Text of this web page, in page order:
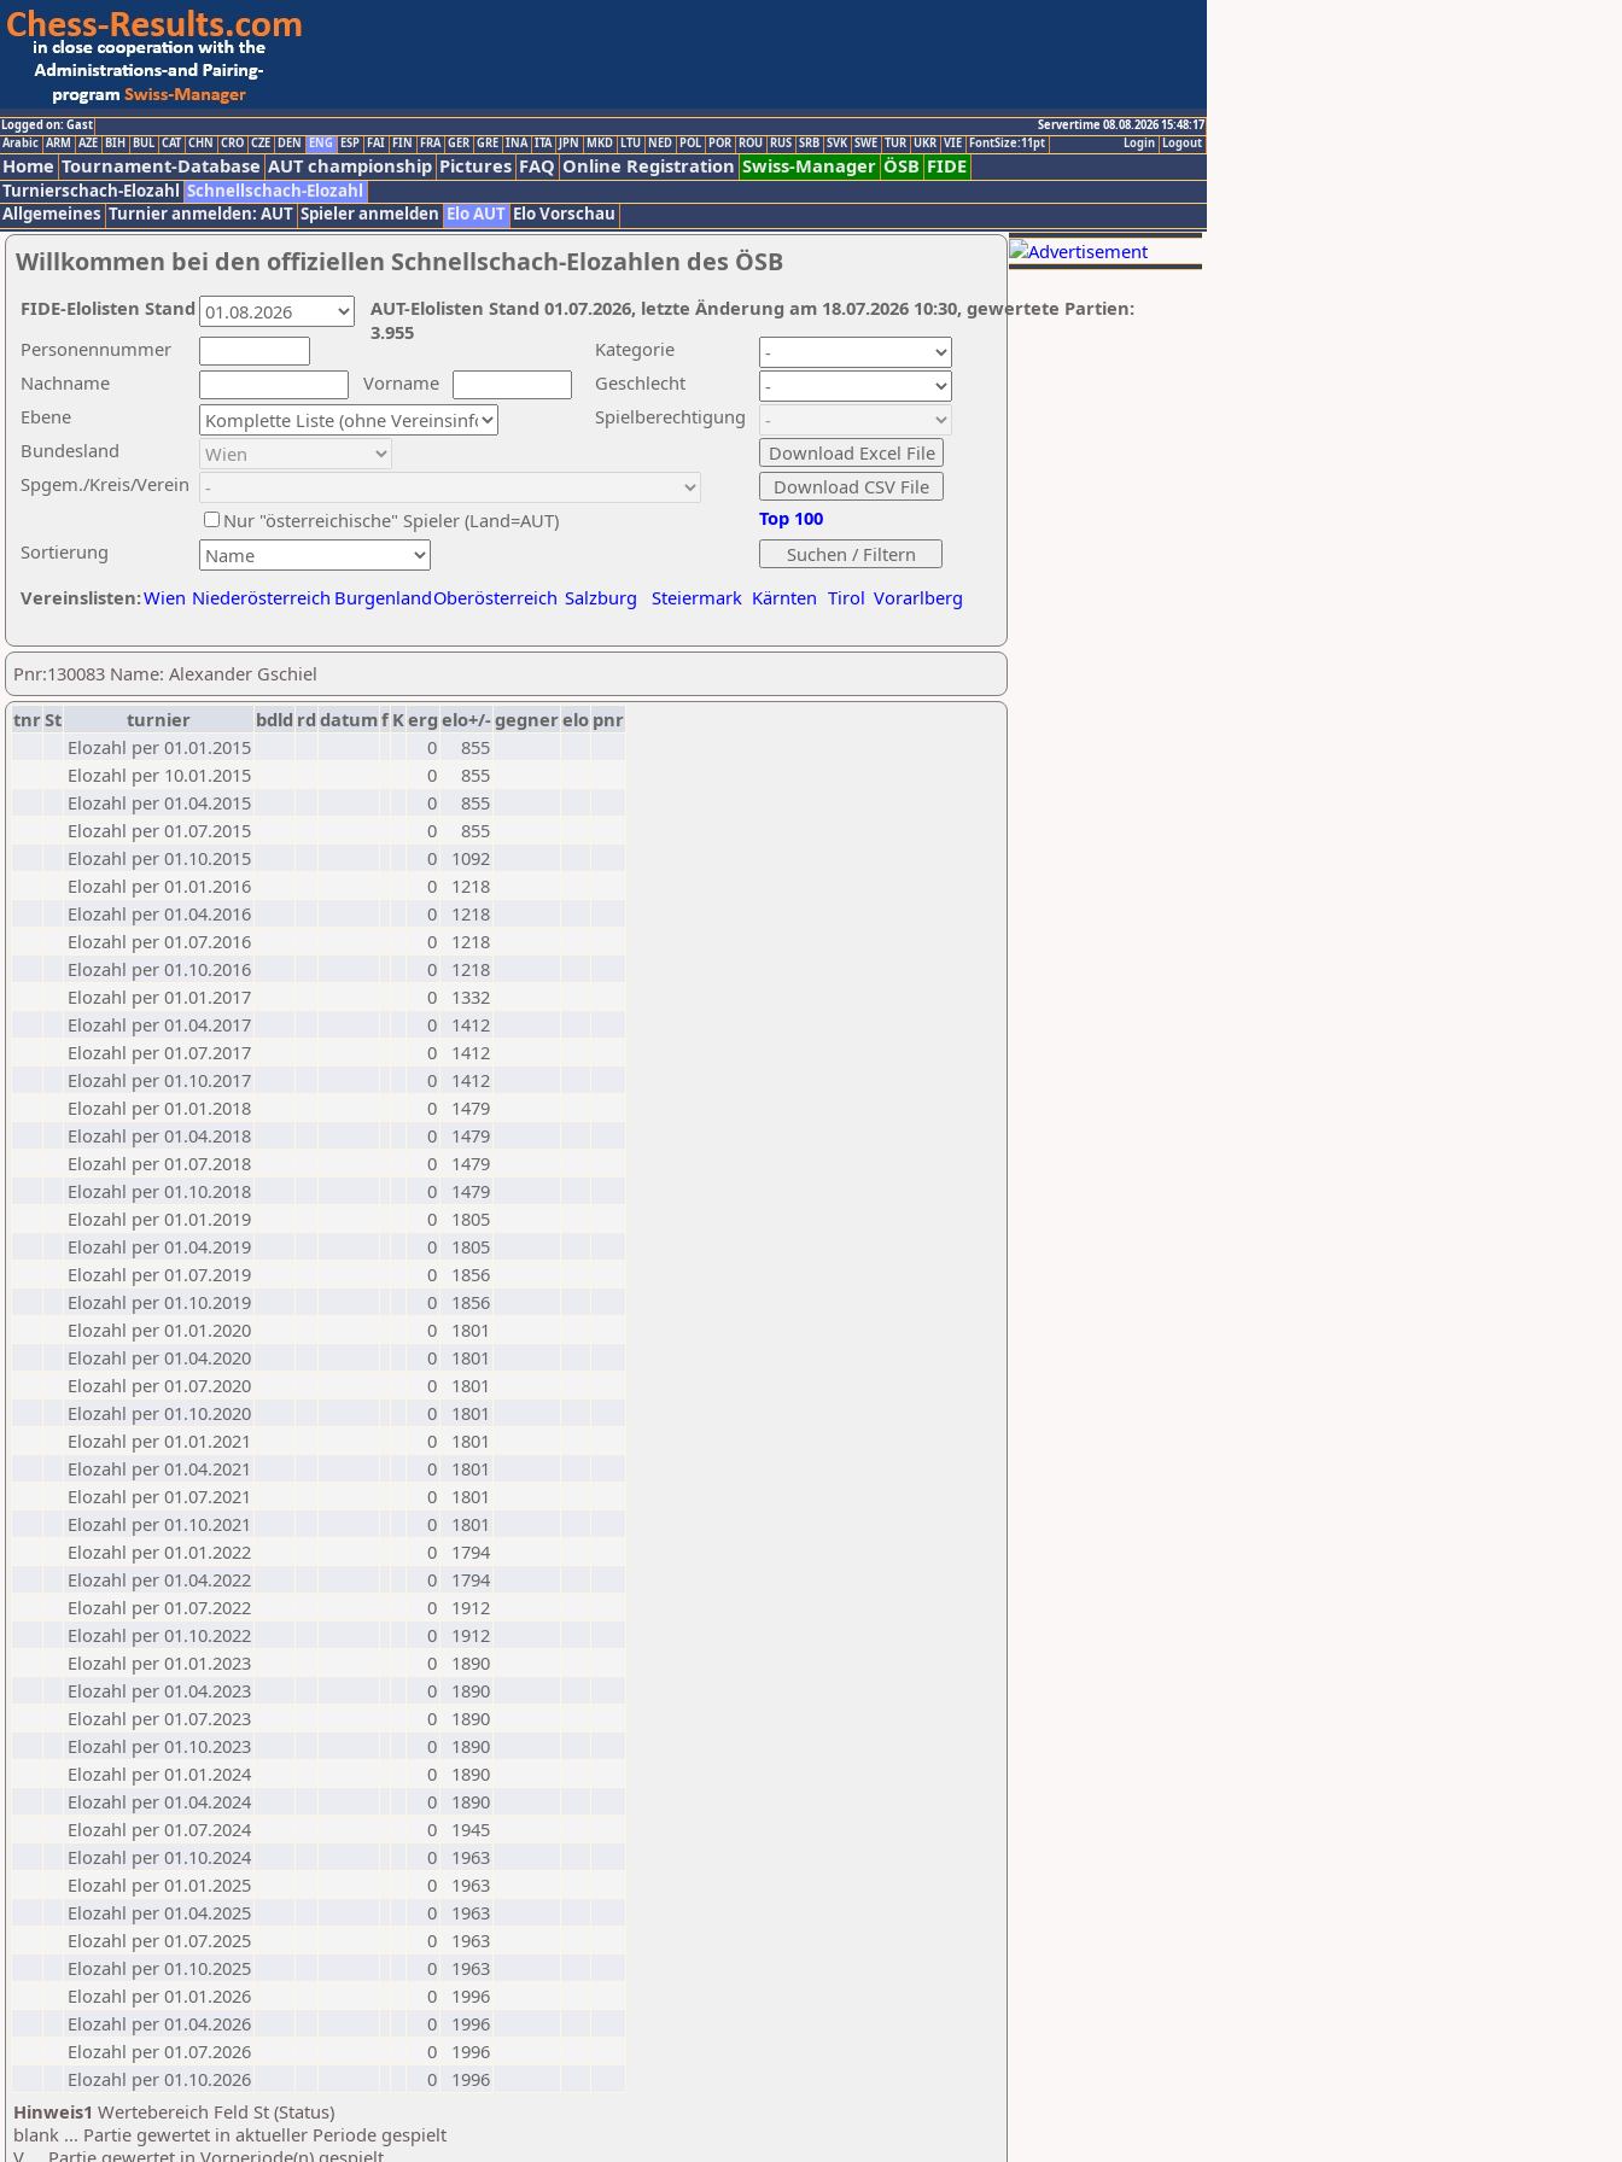
Logged on: Gast
Servertime 08.08.2026 15:48:17
Logout
Login
Arabic ARM AZE BIH BUL CAT CHN CRO CZE DEN ENG ESP FAI FIN FRA GER GRE INA ITA JPN MKD LTU NED POL POR ROU RUS SRB SVK SWE TUR UKR VIE FontSize:11pt
Home Tournament-Database AUT championship Pictures FAQ Online Registration Swiss-Manager ÖSB FIDE
Turnierschach-Elozahl Schnellschach-Elozahl
Allgemeines Turnier anmelden: AUT Spieler anmelden Elo AUT Elo Vorschau
Willkommen bei den offiziellen Schnellschach-Elozahlen des ÖSB
Nachname
Vorname
Ebene
Kategorie
Sortierung
Personennummer
Bundesland
Spgem./Kreis/Verein
Geschlecht
Nur "österreichische" Spieler (Land=AUT)
Spielberechtigung
Vereinslisten:Wien Niederösterreich BurgenlandOberösterreich Salzburg Steiermark Kärnten Tirol Vorarlberg
Top 100
AUT-Elolisten Stand 01.07.2026, letzte Änderung am 18.07.2026 10:30, gewertete Partien:
3.955
FIDE-Elolisten Stand
Pnr:130083 Name: Alexander Gschiel
tnrSt turnier bdld rd datumf Kerg elo+/-gegnerelo pnr
Elozahl per 01.01.2015
0
855
Elozahl per 10.01.2015
0
855
Elozahl per 01.04.2015
0
855
Elozahl per 01.07.2015
0
855
Elozahl per 01.10.2015
0
1092
Elozahl per 01.01.2016
0
1218
Elozahl per 01.04.2016
0
1218
Elozahl per 01.07.2016
0
1218
Elozahl per 01.10.2016
0
1218
Elozahl per 01.01.2017
0
1332
Elozahl per 01.04.2017
0
1412
Elozahl per 01.07.2017
0
1412
Elozahl per 01.10.2017
0
1412
Elozahl per 01.01.2018
0
1479
Elozahl per 01.04.2018
0
1479
Elozahl per 01.07.2018
0
1479
Elozahl per 01.10.2018
0
1479
Elozahl per 01.01.2019
0
1805
Elozahl per 01.04.2019
0
1805
Elozahl per 01.07.2019
0
1856
Elozahl per 01.10.2019
0
1856
Elozahl per 01.01.2020
0
1801
Elozahl per 01.04.2020
0
1801
Elozahl per 01.07.2020
0
1801
Elozahl per 01.10.2020
0
1801
Elozahl per 01.01.2021
0
1801
Elozahl per 01.04.2021
0
1801
Elozahl per 01.07.2021
0
1801
Elozahl per 01.10.2021
0
1801
Elozahl per 01.01.2022
0
1794
Elozahl per 01.04.2022
0
1794
Elozahl per 01.07.2022
0
1912
Elozahl per 01.10.2022
0
1912
Elozahl per 01.01.2023
0
1890
Elozahl per 01.04.2023
0
1890
Elozahl per 01.07.2023
0
1890
Elozahl per 01.10.2023
0
1890
Elozahl per 01.01.2024
0
1890
Elozahl per 01.04.2024
0
1890
Elozahl per 01.07.2024
0
1945
Elozahl per 01.10.2024
0
1963
Elozahl per 01.01.2025
0
1963
Elozahl per 01.04.2025
0
1963
Elozahl per 01.07.2025
0
1963
Elozahl per 01.10.2025
0
1963
Elozahl per 01.01.2026
0
1996
Elozahl per 01.04.2026
0
1996
Elozahl per 01.07.2026
0
1996
Elozahl per 01.10.2026
0
1996
Hinweis1 Wertebereich Feld St (Status)
blank ... Partie gewertet in aktueller Periode gespielt
V ... Partie gewertet in Vorperiode(n) gespielt